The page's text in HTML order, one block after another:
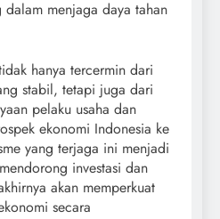
menjaga daya tahan
hanya tercermin dari
stabil, tetapi juga dari
pelaku usaha dan
ekonomi Indonesia ke
yang terjaga ini menjadi
investasi dan
akan memperkuat
secara